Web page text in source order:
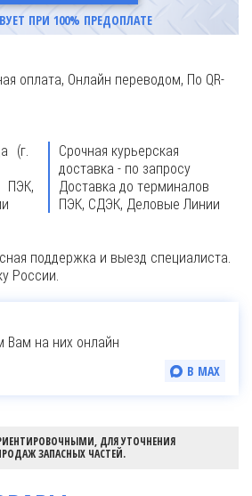
ПРИ 100% ПРЕДОПЛАТЕ
оплата, Онлайн переводом, По QR-
(г.
Срочная курьерская
доставка - по запросу
ПЭК,
Доставка до терминалов
ПЭК, СДЭК, Деловые Линии
поддержка и выезд специалиста.
России.
Вам на них онлайн
В MAX
ДЛЯ УТОЧНЕНИЯ
ЗАПАСНЫХ ЧАСТЕЙ.